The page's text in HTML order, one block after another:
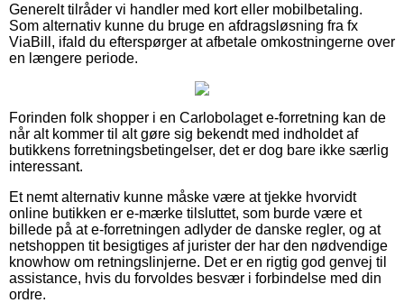
Generelt tilråder vi handler med kort eller mobilbetaling.
Som alternativ kunne du bruge en afdragsløsning fra fx
ViaBill, ifald du efterspørger at afbetale omkostningerne over
en længere periode.
Forinden folk shopper i en Carlobolaget e-forretning kan de
når alt kommer til alt gøre sig bekendt med indholdet af
butikkens forretningsbetingelser, det er dog bare ikke særlig
interessant.
Et nemt alternativ kunne måske være at tjekke hvorvidt
online butikken er e-mærke tilsluttet, som burde være et
billede på at e-forretningen adlyder de danske regler, og at
netshoppen tit besigtiges af jurister der har den nødvendige
knowhow om retningslinjerne. Det er en rigtig god genvej til
assistance, hvis du forvoldes besvær i forbindelse med din
ordre.